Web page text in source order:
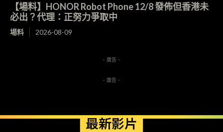
【場料】HONOR Robot Phone 12/8 發佈但香港未
必出？代理：正努力爭取中
場料 2026-08-09
- 廣告 -
- 廣告 -
最新影片